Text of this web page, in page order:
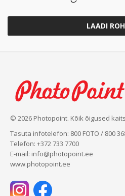
LAADI
© 2026 Photopoint. Kõik õigused
Tasuta infotelefon: 800 FOTO / 800
Telefon: +372 733 7700
E-mail: info@photopoint.ee
www.photopoint.ee